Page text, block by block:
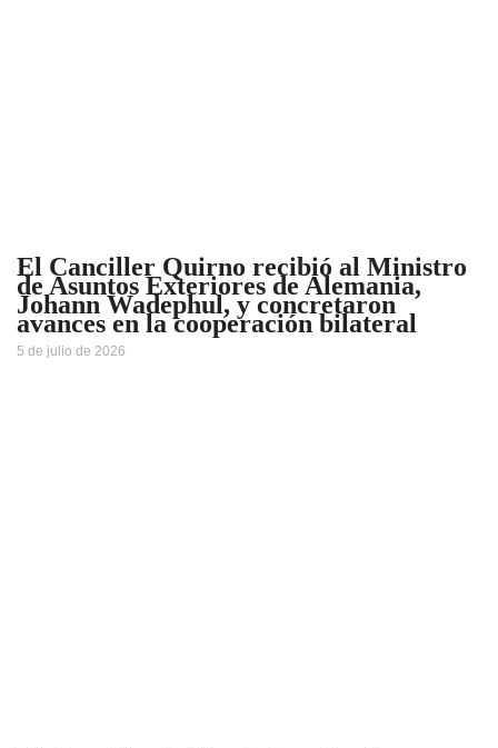
El Canciller Quirno recibió al Ministro
de Asuntos Exteriores de Alemania,
Johann Wadephul, y concretaron
avances en la cooperación bilateral
5 de julio de 2026